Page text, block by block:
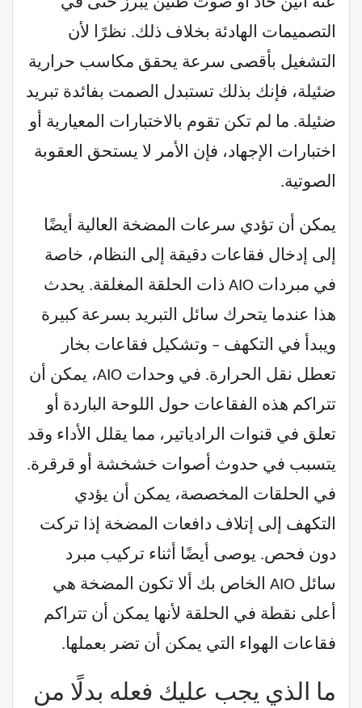
التصميمات الهادئة بخلاف ذلك. نظرًا لأن
التشغيل بأقصى سرعة يحقق مكاسب حرارية
ضئيلة، فإنك بذلك تستبدل الصمت بفائدة تبريد
ضئيلة. ما لم تكن تقوم بالاختبارات المعيارية أو
اختبارات الإجهاد، فإن الأمر لا يستحق العقوبة
الصوتية.
يمكن أن تؤدي سرعات المضخة العالية أيضًا
إلى إدخال فقاعات دقيقة إلى النظام، خاصة
في مبردات AIO ذات الحلقة المغلقة. يحدث
هذا عندما يتحرك سائل التبريد بسرعة كبيرة
ويبدأ في التكهف – وتشكيل فقاعات بخار
تعطل نقل الحرارة. في وحدات AIO، يمكن أن
تتراكم هذه الفقاعات حول اللوحة الباردة أو
تعلق في قنوات الرادياتير، مما يقلل الأداء وقد
يتسبب في حدوث أصوات خشخشة أو قرقرة.
في الحلقات المخصصة، يمكن أن يؤدي
التكهف إلى إتلاف دافعات المضخة إذا تركت
دون فحص. يوصى أيضًا أثناء تركيب مبرد
سائل AIO الخاص بك ألا تكون المضخة هي
أعلى نقطة في الحلقة لأنها يمكن أن تتراكم
فقاعات الهواء التي يمكن أن تضر بعملها.
ما الذي يجب عليك فعله بدلًا من